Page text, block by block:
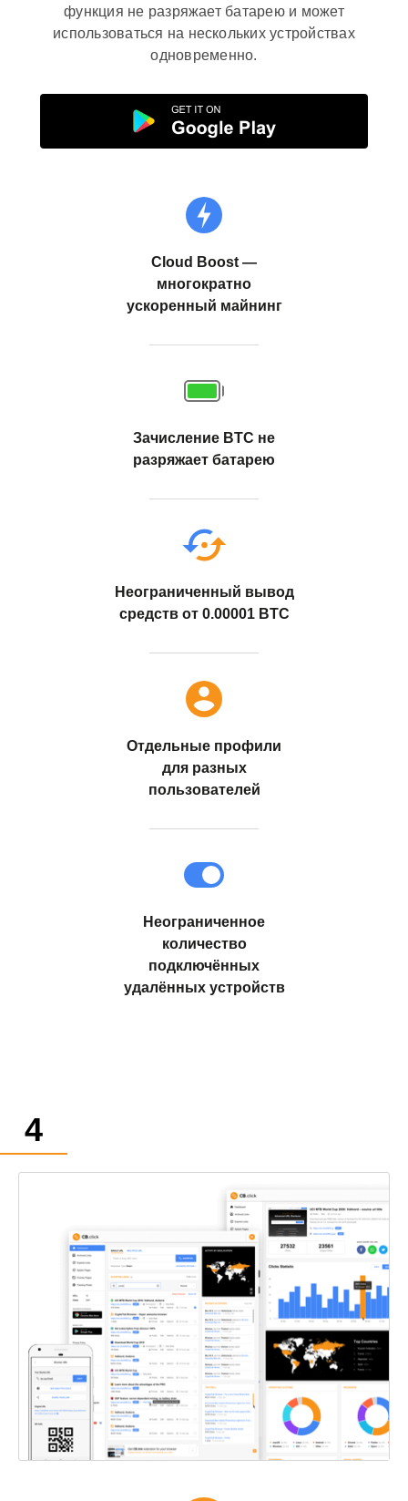
функция не разряжает батарею и может
использоваться на нескольких устройствах
одновременно.
Cloud Boost —
многократно
ускоренный майнинг
Зачисление BTC не
разряжает батарею
Неограниченный вывод
средств от 0.00001 BTC
Отдельные профили
для разных
пользователей
Неограниченное
количество
подключённых
удалённых устройств